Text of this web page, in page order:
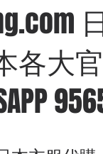
購網站各大